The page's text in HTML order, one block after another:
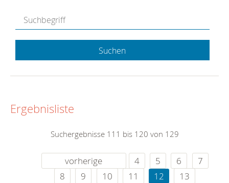
Suchen
Ergebnisliste
Suchergebnisse 111 bis 120 von 129
vorherige 4 5 6
7
8
9 10 11 12
13